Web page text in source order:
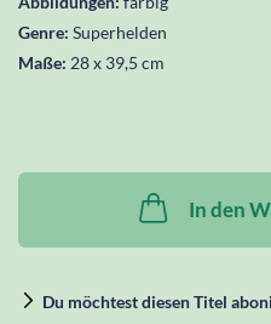
Genre: Superhelden
Maße: 28 x 39,5 cm
In den
Du möchtest diesen Titel